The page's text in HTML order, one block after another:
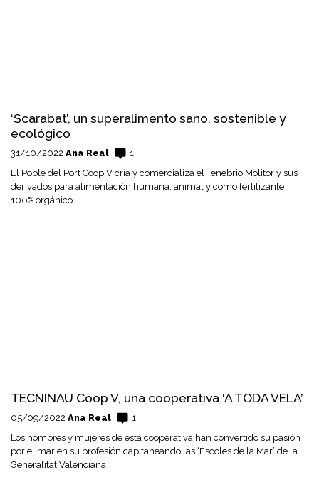
‘Scarabat’, un superalimento sano, sostenible y
ecológico
31/10/2022 Ana Real
1
El Poble del Port Coop V cría y comercializa el Tenebrio Molitor y sus
derivados para alimentación humana, animal y como fertilizante
100% orgánico
TECNINAU Coop V, una cooperativa ‘A TODA VELA’
05/09/2022 Ana Real
1
Los hombres y mujeres de esta cooperativa han convertido su pasión
por el mar en su profesión capitaneando las ‘Escoles de la Mar’ de la
Generalitat Valenciana